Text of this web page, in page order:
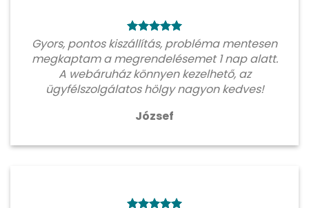
Gyors, pontos kiszállítás, probléma mentesen
megkaptam a megrendelésemet 1 nap alatt.
A webáruház könnyen kezelhető, az
ügyfélszolgálatos hölgy nagyon kedves!
József